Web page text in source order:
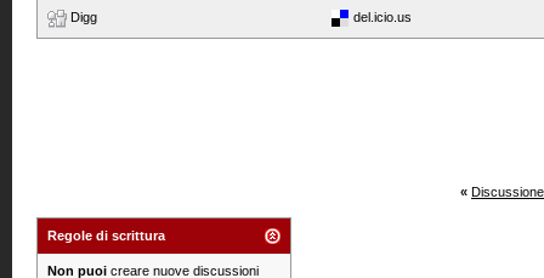
Digg del.icio.us
«
Regole di scrittura
Non puoi creare nuove discussioni